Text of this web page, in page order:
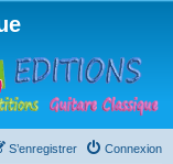
Connexion
S’enregistrer